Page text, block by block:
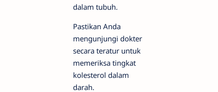
dalam tubuh.
Pastikan Anda
mengunjungi dokter
secara teratur untuk
memeriksa tingkat
kolesterol dalam
darah.